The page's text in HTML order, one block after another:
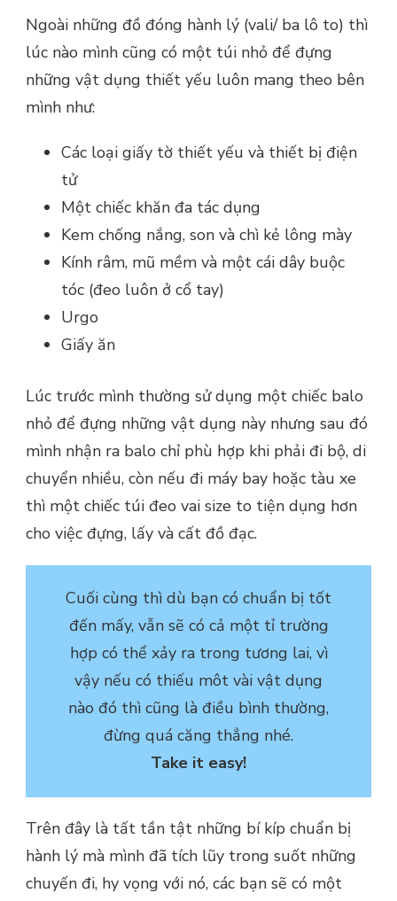
Ngoài những đồ đóng hành lý (vali/ ba lô to) thì
lúc nào mình cũng có một túi nhỏ để đựng
những vật dụng thiết yếu luôn mang theo bên
mình như:
Các loại giấy tờ thiết yếu và thiết bị điện
tử
Một chiếc khăn đa tác dụng
Kem chống nắng, son và chì kẻ lông mày
Kính râm, mũ mềm và một cái dây buộc
tóc (đeo luôn ở cổ tay)
Urgo
Giấy ăn
Lúc trước mình thường sử dụng một chiếc balo
nhỏ để đựng những vật dụng này nhưng sau đó
mình nhận ra balo chỉ phù hợp khi phải đi bộ, di
chuyển nhiều, còn nếu đi máy bay hoặc tàu xe
thì một chiếc túi đeo vai size to tiện dụng hơn
cho việc đựng, lấy và cất đồ đạc.
Cuối cùng thì dù bạn có chuẩn bị tốt
đến mấy, vẫn sẽ có cả một tỉ trường
hợp có thể xảy ra trong tương lai, vì
vậy nếu có thiếu môt vài vật dụng
nào đó thì cũng là điều bình thường,
đừng quá căng thẳng nhé.
Take it easy!
Trên đây là tất tần tật những bí kíp chuẩn bị
hành lý mà mình đã tích lũy trong suốt những
chuyến đi, hy vọng với nó, các bạn sẽ có một